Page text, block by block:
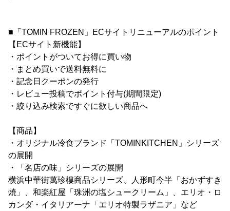
■「TOMIN FROZEN」ECサイトリニューアルのポイント
【ECサイト新機能】
・ポイントがついてお得に買い物
・まとめ買いで送料無料に
・記念日クーポンの発行
・レビュー投稿でポイント付与(期間限定)
・絞り込み検索ですぐに欲しい商品へ
【商品】
・オリジナル冷食ブランド「TOMINKITCHEN」シリーズ
の展開
・「名店の味」シリーズの展開
横浜中華街萬珍樓商品シリーズ、人形町今半「おかずすき
焼」、和楽紅屋「珠洲の塩シュークリーム」、エリオ・ロ
カンダ・イタリアーナ「エリオ特製ラザニア」など